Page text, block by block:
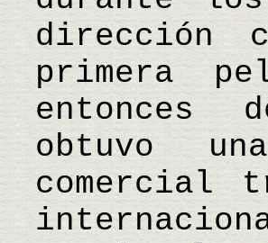
dirección
primera
entonces
obtuvo
comercial